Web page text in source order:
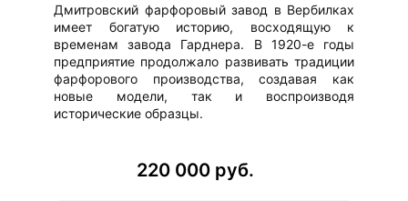
Дмитровский фарфоровый завод в Вербилках
имеет богатую историю, восходящую к
временам завода Гарднера. В 1920-е годы
предприятие продолжало развивать традиции
фарфорового производства, создавая как
новые модели, так и воспроизводя
исторические образцы.
220 000 руб.